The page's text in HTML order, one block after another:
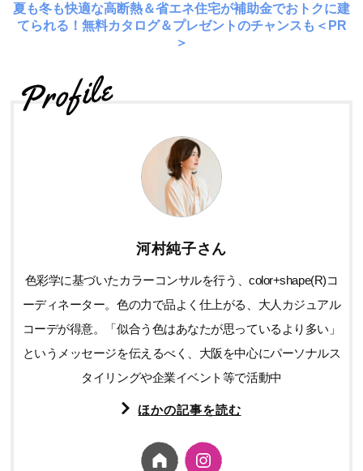
夏も冬も快適な高断熱＆省エネ住宅が補助金でおトクに建
てられる！無料カタログ＆プレゼントのチャンスも＜PR
＞
河村純子さん
色彩学に基づいたカラーコンサルを行う、color+shape(R)コ
ーディネーター。色の力で品よく仕上がる、大人カジュアル
コーデが得意。「似合う色はあなたが思っているより多い」
というメッセージを伝えるべく、大阪を中心にパーソナルス
タイリングや企業イベント等で活動中
ほかの記事を読む